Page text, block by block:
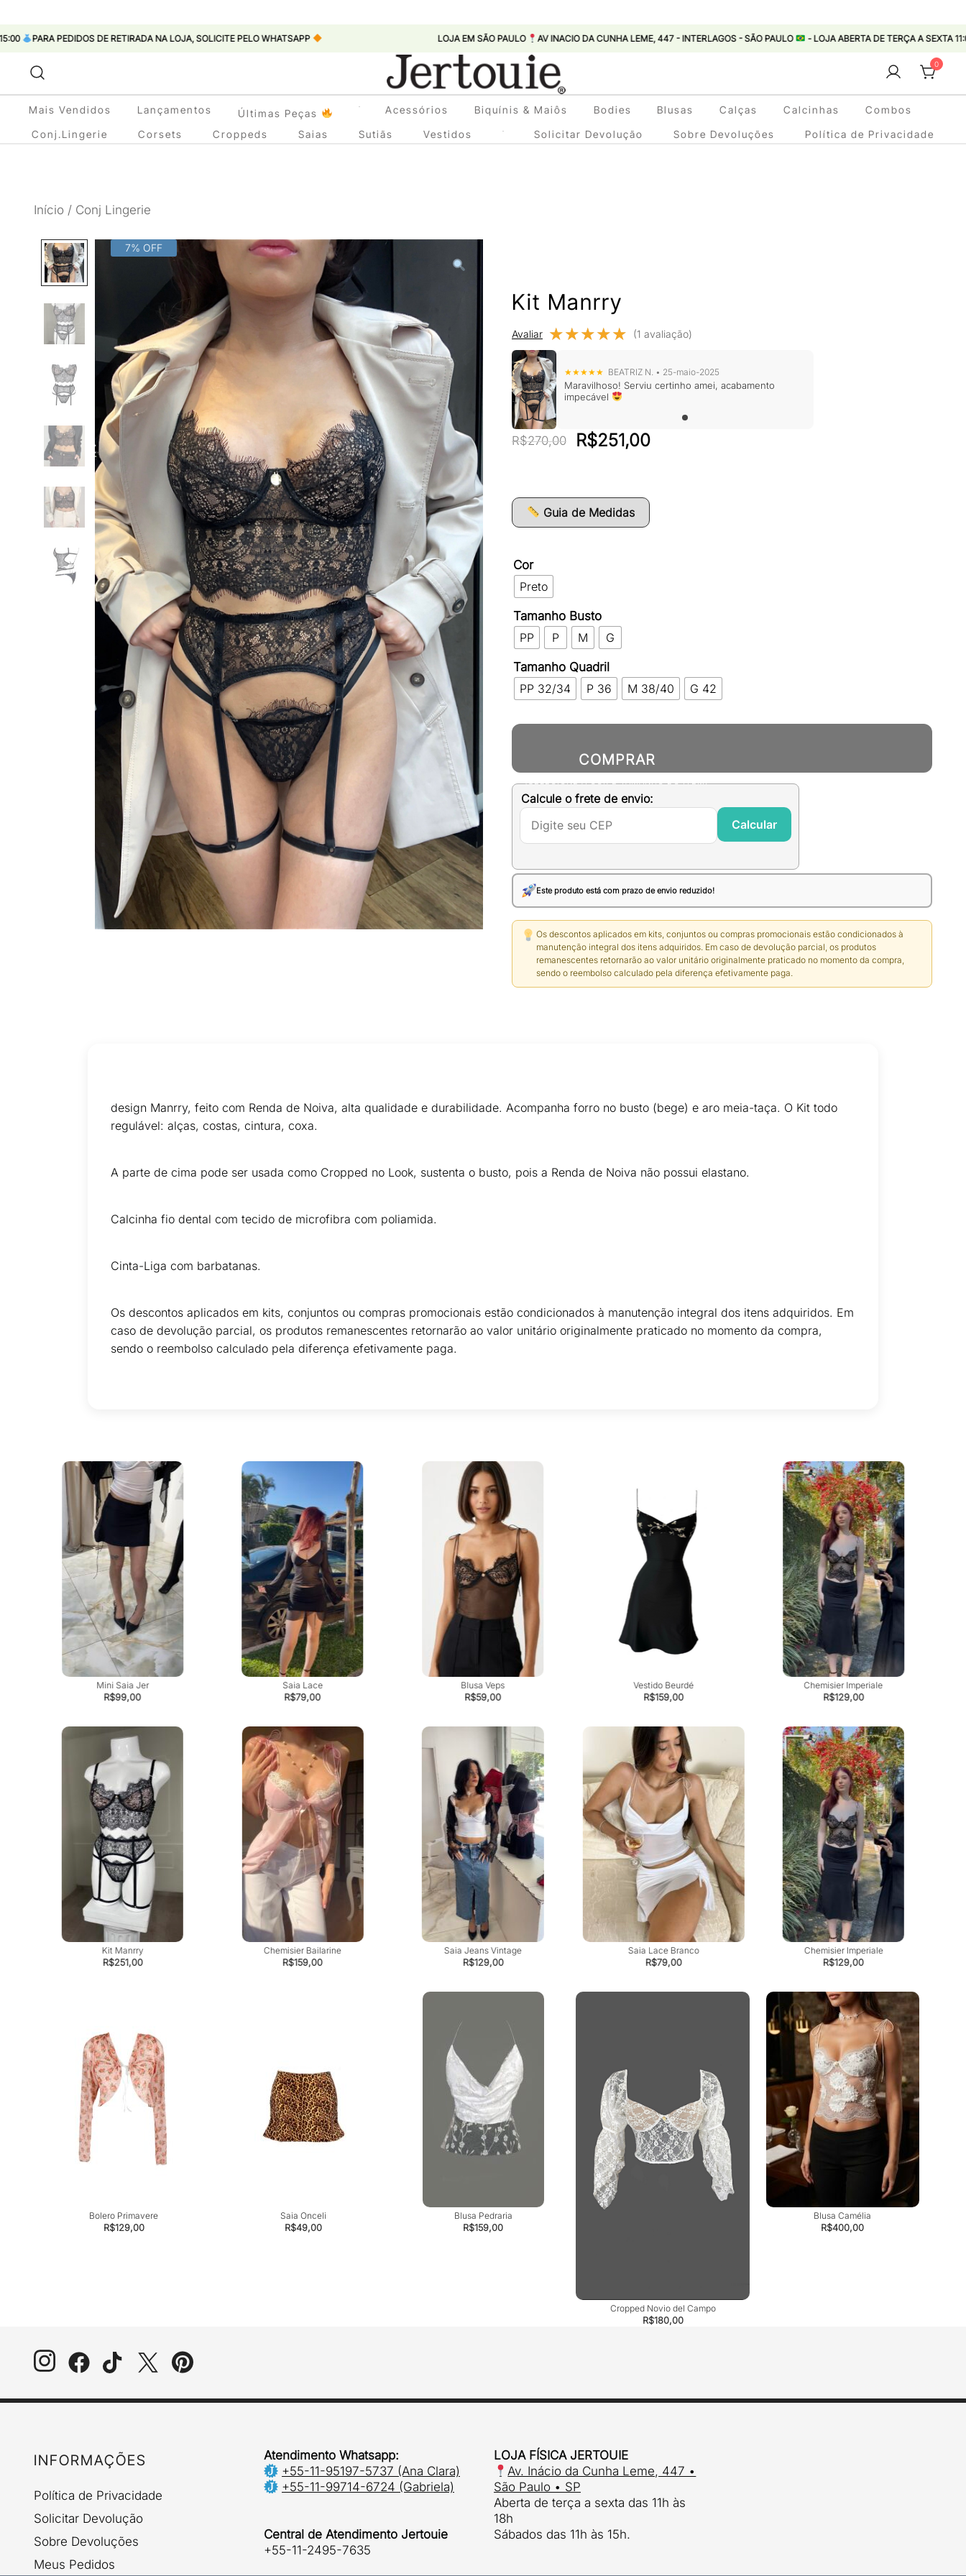
DE RETIRADA NA LOJA, SOLICITE PELO WHATSAPP LOJA EM SÃO PAULO AV INACIO DA CUNHA LEME, 447 - INTERLAGOS - SÃO PAULO - LOJA ABERTA DE TERÇA A SEXTA 11:00 ÀS 18:00 -
conteúdo
Jertouie
Loja de Roupas Femininas
0
Mais Vendidos Lançamentos Últimas Peças Acessórios Biquínis & Maiôs Bodies Blusas Calças Calcinhas
Combos
Conj.Lingerie
Corsets Croppeds Saias Sutiãs Vestidos Solicitar Devolução Sobre Devoluções Política de Privacidade
Início / Conj Lingerie
7% OFF
Kit Manrry
Avaliar ★★★★★
★★★★★ (1 avaliação)
★★★★★ BEATRIZ N. • 25-maio-2025
Maravilhoso! Serviu certinho amei, acabamento
impecável
R$270,00
O
era:
R$270,00.
R$251,00O
Guia de Medidas
Cor
Preto
Tamanho Busto
PP
P M G
Tamanho Quadril
PP 32/34
P 36 M 38/40 G 42
COMPRAR
Calcule o frete de envio:
Calcular
Este produto está com prazo de envio reduzido!
Os descontos aplicados em kits, conjuntos ou compras promocionais estão condicionados à
manutenção integral dos itens adquiridos. Em caso de devolução parcial, os produtos
remanescentes retornarão ao valor unitário originalmente praticado no momento da compra,
sendo o reembolso calculado pela diferença efetivamente paga.
design Manrry, feito com Renda de Noiva, alta qualidade e durabilidade. Acompanha forro no busto (bege) e aro meia-taça. O Kit todo
regulável: alças, costas, cintura, coxa.
A parte de cima pode ser usada como Cropped no Look, sustenta o busto, pois a Renda de Noiva não possui elastano.
Calcinha fio dental com tecido de microfibra com poliamida.
Cinta-Liga com barbatanas.
Os descontos aplicados em kits, conjuntos ou compras promocionais estão condicionados à manutenção integral dos itens adquiridos. Em
caso de devolução parcial, os produtos remanescentes retornarão ao valor unitário originalmente praticado no momento da compra,
sendo o reembolso calculado pela diferença efetivamente paga.
Mini Saia Jer
R$99,00
Saia Lace
R$79,00
Blusa Veps
R$59,00
Vestido Beurdé
R$159,00
Chemisier Imperiale
R$129,00
Chemisier Imperiale
R$129,00
Saia Lace Branco
R$79,00
Saia Jeans Vintage
R$129,00
Chemisier Bailarine
R$159,00
Kit Manrry
R$251,00
Bolero Primavere
R$129,00
Saia Onceli
R$49,00
Blusa Pedraria
R$159,00
Cropped Novio del Campo
R$180,00
Blusa Camélia
R$400,00
INFORMAÇÕES
Política de Privacidade
Solicitar Devolução
Sobre Devoluções
Meus Pedidos
Atendimento Whatsapp:
+55-11-95197-5737 (Ana Clara)
+55-11-99714-6724 (Gabriela)
Central de Atendimento Jertouie
+55-11-2495-7635
LOJA FÍSICA JERTOUIE
Av. Inácio da Cunha Leme, 447 •
São Paulo • SP
Aberta de terça a sexta das 11h às
18h
Sábados das 11h às 15h.